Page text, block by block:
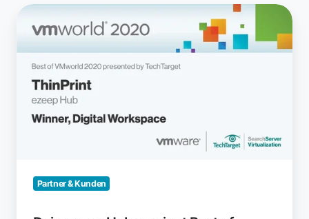
Dein
ezeep
gewinnt
Best
VMworld
Partner & Kunden